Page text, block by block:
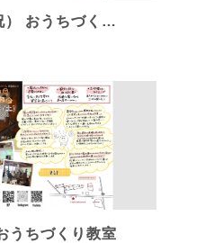
） おうちづく…
うちづくり教室